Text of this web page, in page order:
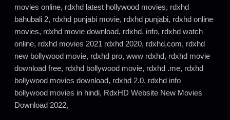
movies online, rdxhd latest hollywood movies, rdxhd
bahubali 2, rdxhd punjabi movie, rdxhd punjabi, rdxhd online
movies, rdxhd movie download, rdxhd. info, rdxhd watch
online, rdxhd movies 2021 rdxhd 2020, rdxhd,com, rdxhd
new bollywood movie, rdxhd pro, www rdxhd, rdxhd movie
download free, rdxhd bollywood movie, rdxhd .me, rdxhd
bollywood movies download, rdxhd 2.0, rdxhd info
bollywood movies in hindi, RdxHD Website New Movies
Download 2022,